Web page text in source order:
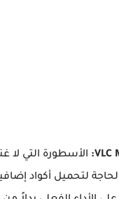
الأسطورة التي